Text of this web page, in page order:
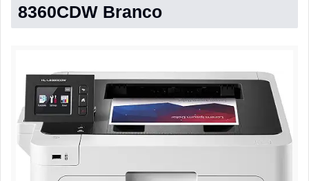
8360CDW Branco